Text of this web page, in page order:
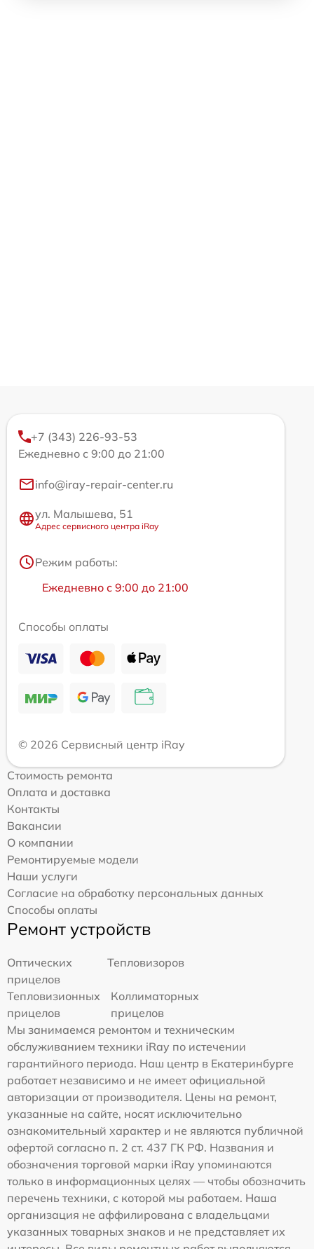
+7 (343) 226-93-53
Ежедневно с 9:00 до 21:00
info@iray-repair-center.ru
ул. Малышева, 51
Адрес сервисного центра iRay
Режим работы:
Ежедневно с 9:00 до 21:00
Способы оплаты
© 2026 Сервисный центр iRay
Стоимость ремонта
Оплата и доставка
Контакты
Вакансии
О компании
Ремонтируемые модели
Наши услуги
Согласие на обработку персональных данных
Способы оплаты
Ремонт устройств
Оптических
прицелов
Тепловизоров
Тепловизионных
прицелов
Коллиматорных
прицелов
Мы занимаемся ремонтом и техническим
обслуживанием техники iRay по истечении
гарантийного периода. Наш центр в Екатеринбурге
работает независимо и не имеет официальной
авторизации от производителя. Цены на ремонт,
указанные на сайте, носят исключительно
ознакомительный характер и не являются публичной
офертой согласно п. 2 ст. 437 ГК РФ. Названия и
обозначения торговой марки iRay упоминаются
только в информационных целях — чтобы обозначить
перечень техники, с которой мы работаем. Наша
организация не аффилирована с владельцами
указанных товарных знаков и не представляет их